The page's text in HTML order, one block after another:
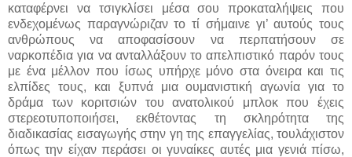
καταφέρνει να τσιγκλίσει μέσα σου προκαταλήψεις που
ενδεχομένως παραγνώριζαν το τί σήμαινε γι’ αυτούς τους
ανθρώπους να αποφασίσουν να περπατήσουν σε
ναρκοπέδια για να ανταλλάξουν το απελπιστικό παρόν τους
με ένα μέλλον που ίσως υπήρχε μόνο στα όνειρα και τις
ελπίδες τους, και ξυπνά μια ουμανιστική αγωνία για το
δράμα των κοριτσιών του ανατολικού μπλοκ που έχεις
στερεοτυποποιήσει, εκθέτοντας τη σκληρότητα της
διαδικασίας εισαγωγής στην γη της επαγγελίας, τουλάχιστον
όπως την είχαν περάσει οι γυναίκες αυτές μια γενιά πίσω,